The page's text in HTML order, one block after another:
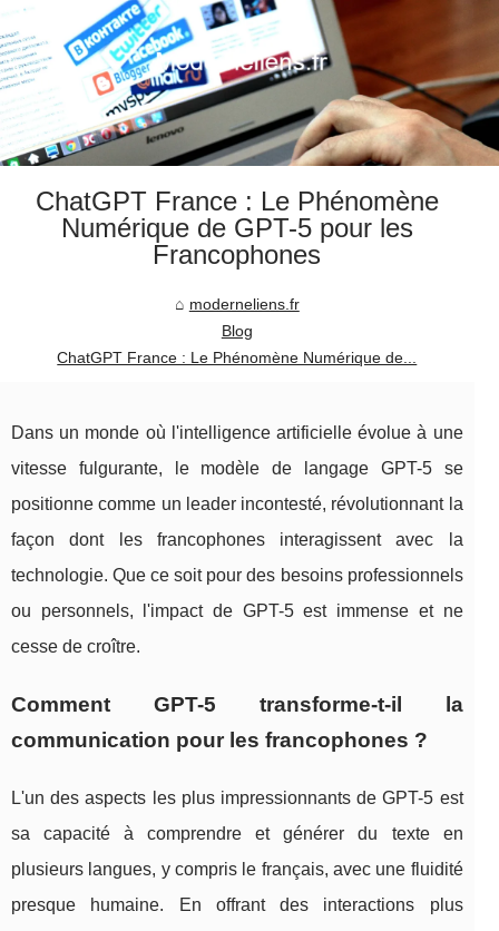
ChatGPT France : Le Phénomène
Numérique de GPT-5 pour les
Francophones
moderneliens.fr
Blog
ChatGPT France : Le Phénomène Numérique de...
Dans un monde où l'intelligence artificielle évolue à une
vitesse fulgurante, le modèle de langage GPT-5 se
positionne comme un leader incontesté, révolutionnant la
façon dont les francophones interagissent avec la
technologie. Que ce soit pour des besoins professionnels
ou personnels, l'impact de GPT-5 est immense et ne
cesse de croître.
Comment GPT-5 transforme-t-il la
communication pour les francophones ?
L'un des aspects les plus impressionnants de GPT-5 est
sa capacité à comprendre et générer du texte en
plusieurs langues, y compris le français, avec une fluidité
presque humaine. En offrant des interactions plus